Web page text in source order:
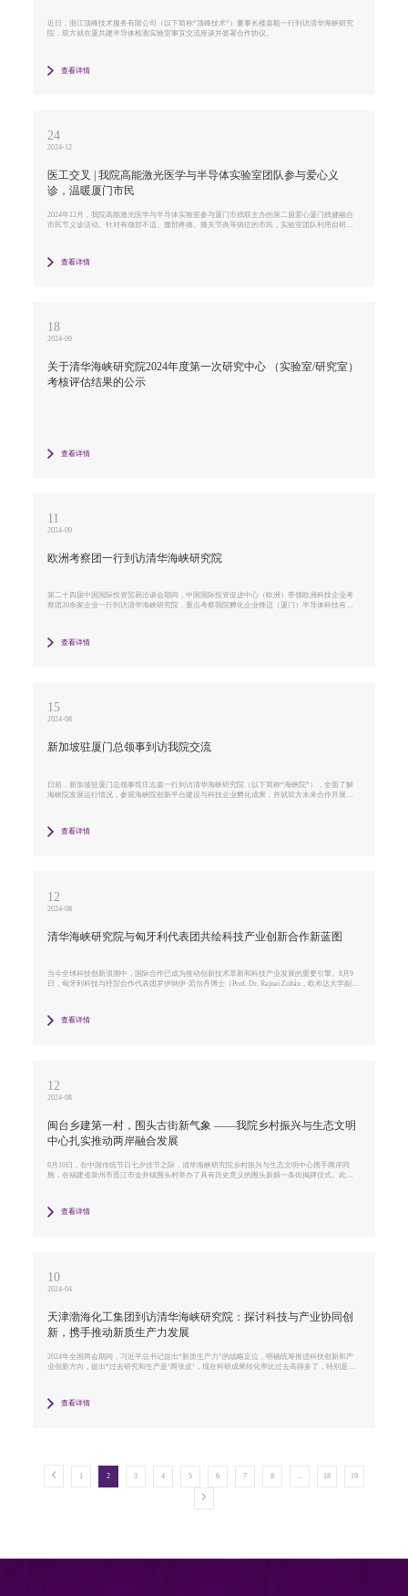
近日，浙江顶峰技术服务有限公司（以下简称“顶峰技术“）董事长楼嘉毅一行到访清华海峡研究
院，双方就在厦共建半导体检测实验室事宜交流座谈并签署合作协议。
查看详情
24
2024-12
医工交叉 | 我院高能激光医学与半导体实验室团队参与爱心义
诊，温暖厦门市民
2024年12月，我院高能激光医学与半导体实验室参与厦门市残联主办的第二届爱心厦门残健融合
市民节义诊活动。针对有颈部不适、腰部疼痛、膝关节炎等病症的市民，实验室团队利用自研的
查看详情
18
2024-09
关于清华海峡研究院2024年度第一次研究中心 （实验室/研究室）
考核评估结果的公示
查看详情
11
2024-09
欧洲考察团一行到访清华海峡研究院
第二十四届中国国际投资贸易洽谈会期间，中国国际投资促进中心（欧洲）带领欧洲科技企业考
察团20余家企业一行到访清华海峡研究院，重点考察我院孵化企业锋迈（厦门）半导体科技有限
查看详情
15
2024-08
新加坡驻厦门总领事到访我院交流
日前，新加坡驻厦门总领事馆庄志嘉一行到访清华海峡研究院（以下简称“海峡院”），全面了解
海峡院发展运行情况，参观海峡院创新平台建设与科技企业孵化成果，并就双方未来合作开展交
查看详情
12
2024-08
清华海峡研究院与匈牙利代表团共绘科技产业创新合作新蓝图
当今全球科技创新浪潮中，国际合作已成为推动创新技术革新和科技产业发展的重要引擎。8月9
日，匈牙利科技与经贸合作代表团罗伊纳伊·若尔丹博士（Prof. Dr. Rajnai Zoltán，欧布达大学副校
查看详情
12
2024-08
闽台乡建第一村，围头古街新气象 ——我院乡村振兴与生态文明
中心扎实推动两岸融合发展
8月10日，在中国传统节日七夕佳节之际，清华海峡研究院乡村振兴与生态文明中心携手两岸同
胞，在福建省泉州市晋江市金井镇围头村举办了具有历史意义的围头新娘一条街揭牌仪式。此次
查看详情
10
2024-04
天津渤海化工集团到访清华海峡研究院：探讨科技与产业协同创
新，携手推动新质生产力发展
2024年全国两会期间，习近平总书记提出“新质生产力”的战略定位，明确统筹推进科技创新和产
业创新方向，提出“过去研究和生产是‘两张皮’，现在科研成果转化率比过去高得多了，特别是企
查看详情
1 2 3 4 5 6 7 8 ... 18 19